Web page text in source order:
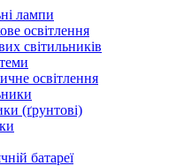
лампи
освітлення
світильників
освітлення
(ґрунтові)
батареї